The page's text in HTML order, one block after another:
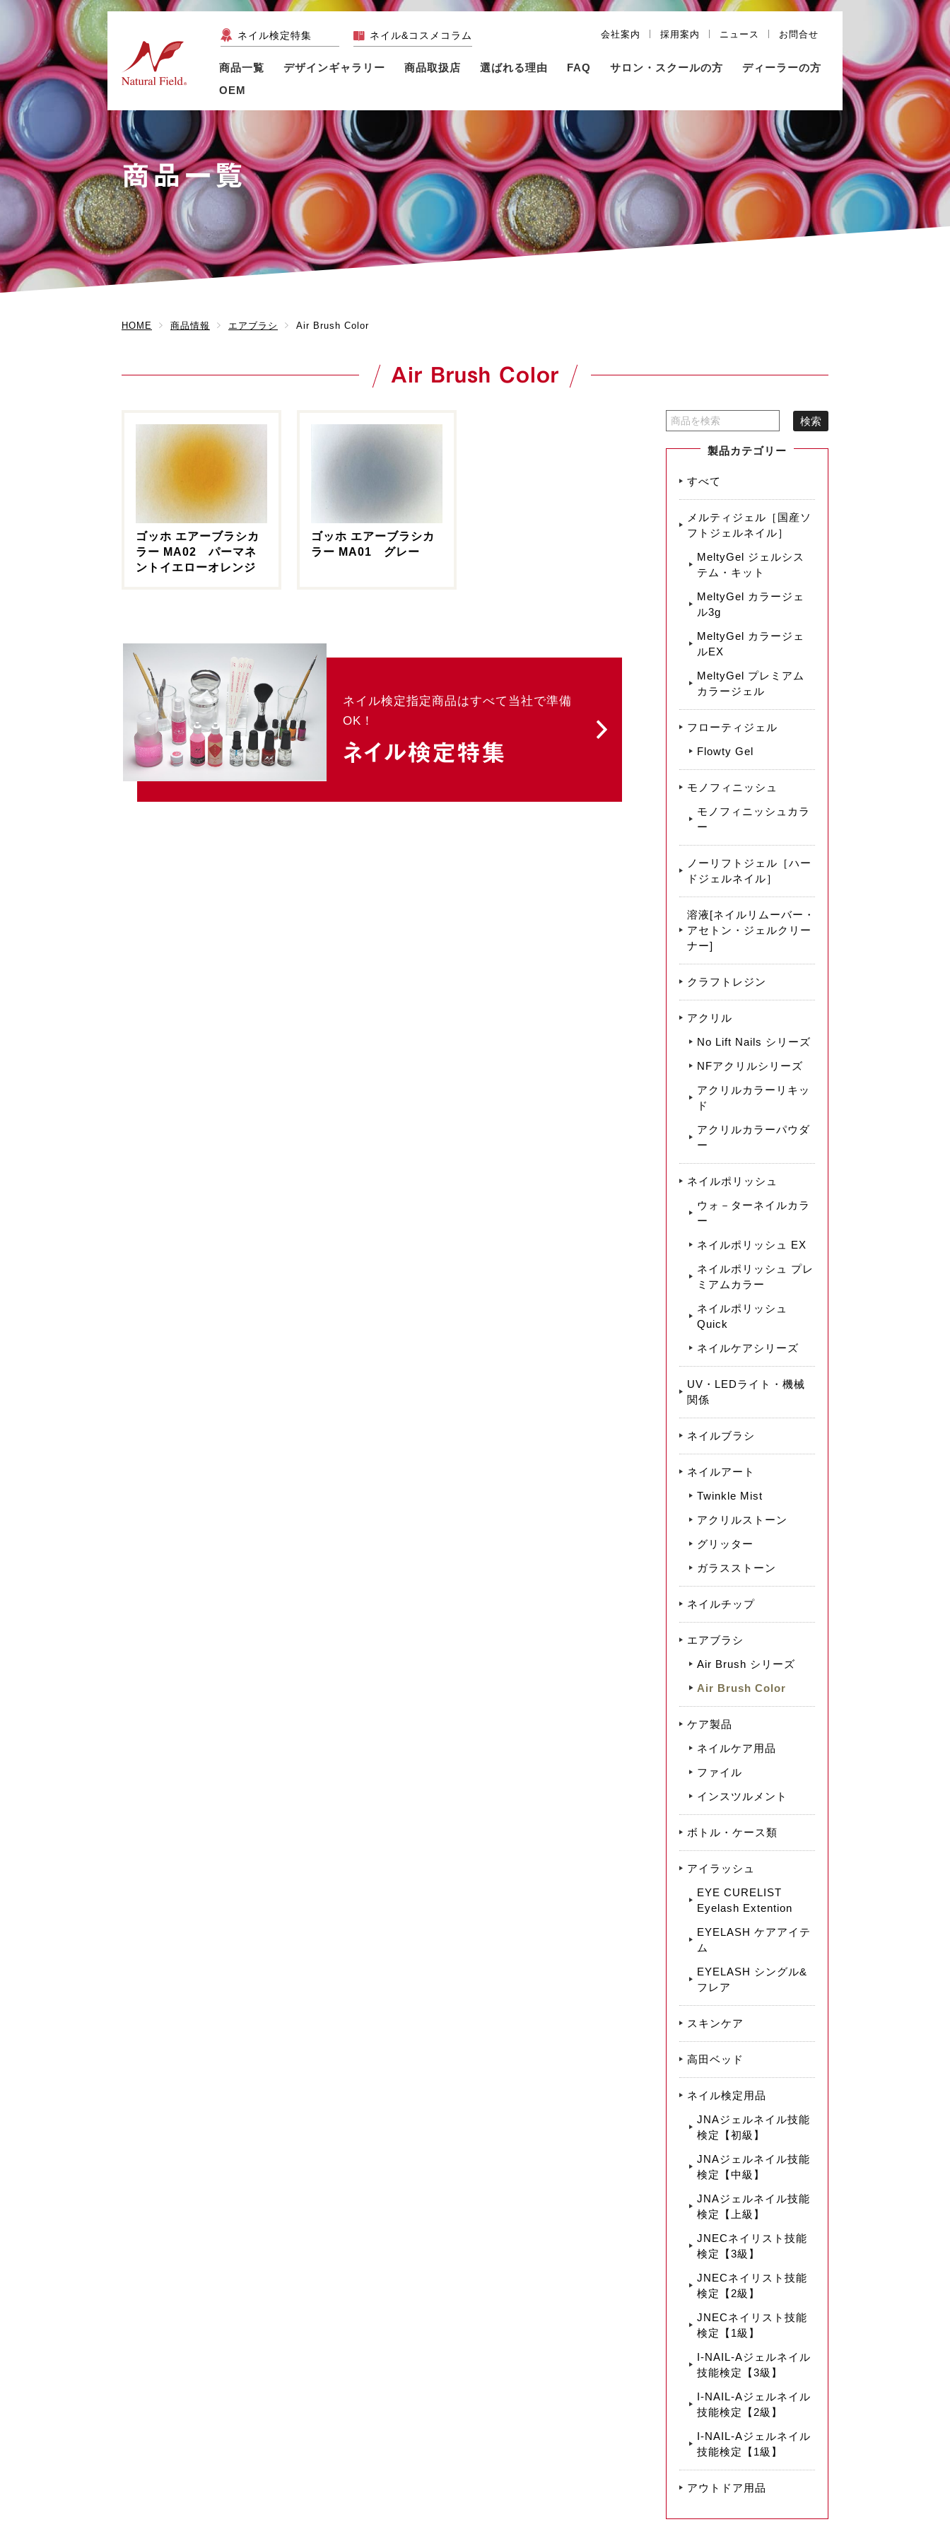
ネイル検定特集 ネイル&コスメコラム 会社案内 採用案内 ニュース お問合せ
商品一覧 デザインギャラリー 商品取扱店 選ばれる理由 FAQ サロン・スクールの方
ディーラーの方
OEM
商品一覧
HOME 商品情報 エアブラシ Air Brush Color
Air Brush Color
ゴッホ エアーブラシカ
ラー MA02 パーマネ
ントイエローオレンジ
ゴッホ エアーブラシカ
ラー MA01 グレー
ネイル検定指定商品はすべて当社で準備
OK！
ネイル検定特集
製品カテゴリー
すべて
メルティジェル［国産ソ
フトジェルネイル］
MeltyGel ジェルシス
テム・キット
MeltyGel カラージェ
ル3g
MeltyGel カラージェ
ルEX
MeltyGel プレミアム
カラージェル
フローティジェル
Flowty Gel
モノフィニッシュ
モノフィニッシュカラ
ー
ノーリフトジェル［ハー
ドジェルネイル］
溶液[ネイルリムーバー・
アセトン・ジェルクリー
ナー]
クラフトレジン
アクリル
No Lift Nails シリーズ
NFアクリルシリーズ
アクリルカラーリキッ
ド
アクリルカラーパウダ
ー
ネイルポリッシュ
ウォ－ターネイルカラ
ー
ネイルポリッシュ EX
ネイルポリッシュ プレ
ミアムカラー
ネイルポリッシュ
Quick
ネイルケアシリーズ
UV・LEDライト・機械
関係
ネイルブラシ
ネイルアート
Twinkle Mist
アクリルストーン
グリッター
ガラスストーン
ネイルチップ
エアブラシ
Air Brush シリーズ
Air Brush Color
ケア製品
ネイルケア用品
ファイル
インスツルメント
ボトル・ケース類
アイラッシュ
EYE CURELIST
Eyelash Extention
EYELASH ケアアイテ
ム
EYELASH シングル&
フレア
スキンケア
高田ベッド
ネイル検定用品
JNAジェルネイル技能
検定【初級】
JNAジェルネイル技能
検定【中級】
JNAジェルネイル技能
検定【上級】
JNECネイリスト技能
検定【3級】
JNECネイリスト技能
検定【2級】
JNECネイリスト技能
検定【1級】
I-NAIL-Aジェルネイル
技能検定【3級】
I-NAIL-Aジェルネイル
技能検定【2級】
I-NAIL-Aジェルネイル
技能検定【1級】
アウトドア用品